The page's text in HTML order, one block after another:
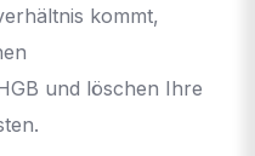
kommt,
und löschen Ihre